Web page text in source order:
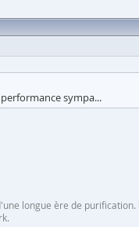
sympa...
longue ère de